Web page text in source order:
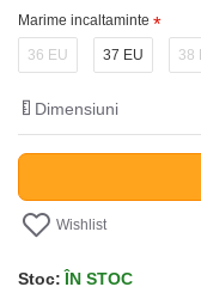
Marime incaltaminte
36 EU 37 EU 38
Dimensiuni
Wishlist
Stoc: ÎN STOC